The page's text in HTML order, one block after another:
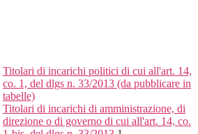
Titolari di incarichi politici di cui all'art. 14,
co. 1, del dlgs n. 33/2013 (da pubblicare in
tabelle)
Titolari di incarichi di amministrazione, di
direzione o di governo di cui all'art. 14, co.